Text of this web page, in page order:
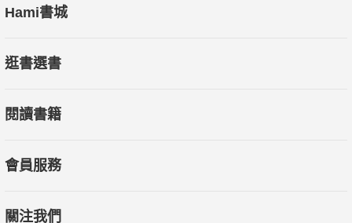
Hami書城
逛書選書
閱讀書籍
會員服務
關注我們